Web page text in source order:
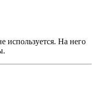
используется. На него